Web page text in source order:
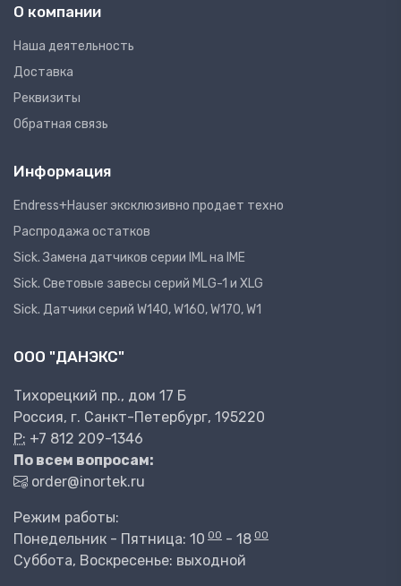
О компании
Наша деятельность
Доставка
Реквизиты
Обратная связь
Информация
Endress+Hauser эксклюзивно продает техно
Распродажа остатков
Sick. Замена датчиков серии IML на IME
Sick. Световые завесы серий MLG-1 и XLG
Sick. Датчики серий W140, W160, W170, W1
ООО "ДАНЭКС"
Тихорецкий пр., дом 17 Б
Россия, г. Санкт-Петербург, 195220
P: +7 812 209-1346
По всем вопросам:
order@inortek.ru
Режим работы:
Понедельник - Пятница: 10 00 - 18 00
Суббота, Воскресенье: выходной